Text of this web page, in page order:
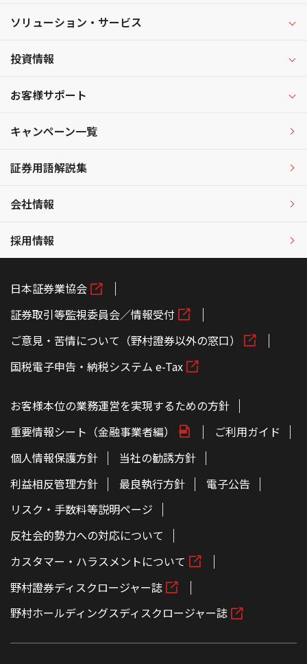
ソリューション・サービス
投資情報
お客様サポート
キャンペーン一覧
証券用語解説集
会社情報
採用情報
日本証券業協会
証券取引等監視委員会／情報受付
ご意見・苦情について（野村證券以外の窓口）
国税電子申告・納税システム e-Tax
お客様本位の業務運営を実現するための方針
重要情報シート（金融事業者編）
ご利用ガイド
個人情報保護方針
当社の勧誘方針
利益相反管理方針
最良執行方針
電子公告
リスク・手数料等説明ページ
反社会的勢力への対応について
カスタマー・ハラスメントについて
野村證券ディスクロージャー誌
野村ホールディングスディスクロージャー誌